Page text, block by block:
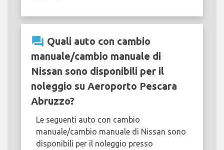
question_answer Quali auto con cambio
manuale/cambio manuale di
Nissan sono disponibili per il
noleggio su Aeroporto Pescara
Abruzzo?
Le seguenti auto con cambio
manuale/cambio manuale di Nissan sono
disponibili per il noleggio presso